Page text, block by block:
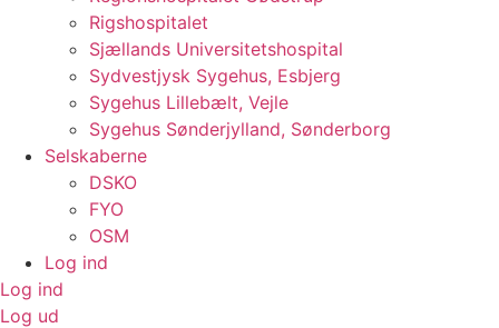
Rigshospitalet
Sjællands Universitetshospital
Sydvestjysk Sygehus, Esbjerg
Sygehus Lillebælt, Vejle
Sygehus Sønderjylland, Sønderborg
Selskaberne
DSKO
FYO
OSM
Log ind
Log ind
Log ud